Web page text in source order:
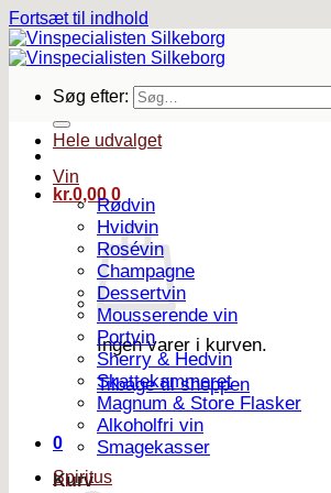
Fortsæt til indhold
Søg efter:
kr.0,00 0
Ingen varer i kurven.
Tilbage til shoppen
0
Kurv
Hele udvalget
Vin
Rødvin
Hvidvin
Rosévin
Champagne
Dessertvin
Mousserende vin
Portvin
Sherry & Hedvin
Skattekammeret
Magnum & Store Flasker
Alkoholfri vin
Smagekasser
Spiritus